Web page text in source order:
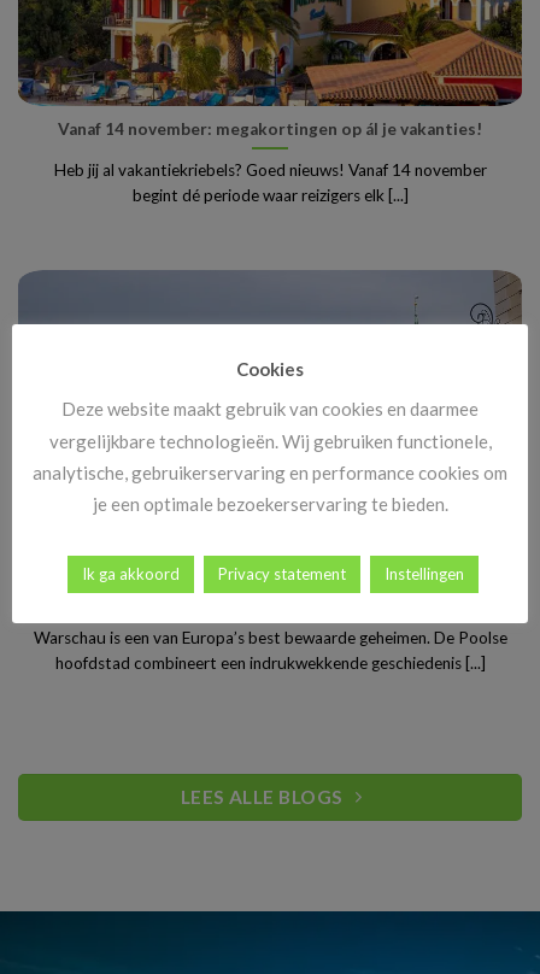
Vanaf 14 november: megakortingen op ál je vakanties!
Heb jij al vakantiekriebels? Goed nieuws! Vanaf 14 november
begint dé periode waar reizigers elk [...]
Stedentrip Warschau: ontdek de verrassende charme van
Polen’s bruisende hoofdstad
Warschau is een van Europa’s best bewaarde geheimen. De Poolse
hoofdstad combineert een indrukwekkende geschiedenis [...]
LEES ALLE BLOGS
Cookies
Deze website maakt gebruik van cookies en daarmee
vergelijkbare technologieën. Wij gebruiken functionele,
analytische, gebruikerservaring en performance cookies om
je een optimale bezoekerservaring te bieden.
Ik ga akkoord Privacy statement Instellingen